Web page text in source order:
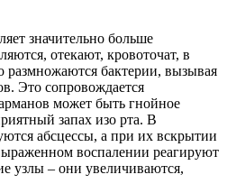
значительно больше
отекают, кровоточат, в
размножаются бактерии, вызывая
Это сопровождается
может быть гнойное
запах изо рта. В
абсцессы, а при их вскрытии
воспалении реагируют
узлы – они увеличиваются,